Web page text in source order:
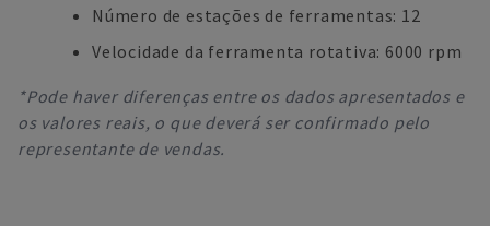
Número de estações de ferramentas: 12
Velocidade da ferramenta rotativa: 6000 rpm
*Pode haver diferenças entre os dados apresentados e
os valores reais, o que deverá ser confirmado pelo
representante de vendas.